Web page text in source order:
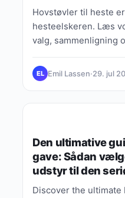
Hovstøvler til heste
hesteelskeren. Læs
valg, sammenligning
EL Emil Lassen·29. jul
Den ultimative
gave: Sådan
udstyr til den
Discover the